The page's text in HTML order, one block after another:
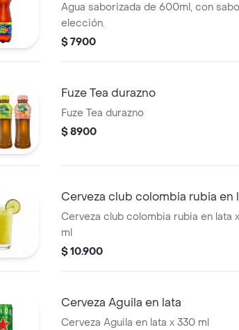
Agua saborizada de 600ml, con
elección.
$ 7900
Fuze Tea durazno
Fuze Tea durazno
$ 8900
Cerveza club colombia rubia en
Cerveza club colombia rubia en lata
ml
$ 10.900
Cerveza Aguila en lata
Cerveza Aguila en lata x 330 ml